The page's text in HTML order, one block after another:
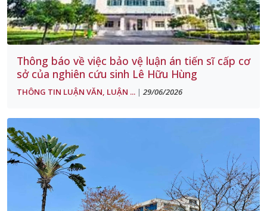
Thông báo về việc bảo vệ luận án tiến sĩ cấp cơ
sở của nghiên cứu sinh Lê Hữu Hùng
THÔNG TIN LUẬN VĂN, LUẬN ... | 29/06/2026